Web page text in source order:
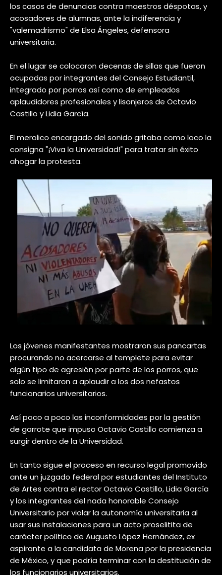
los casos de denuncias contra maestros déspotas, y
acosadores de alumnas, ante la indiferencia y
"valemadrismo" de Elsa Ángeles, defensora
universitaria.
En el lugar se colocaron decenas de sillas que fueron
ocupadas por integrantes del Consejo Estudiantil,
integrado por porros así como de empleados
aplaudidores profesionales y lisonjeros de Octavio
Castillo y Lidia García.
El merolico encargado del sonido gritaba como loco la
consigna "¡Viva la Universidad!" para tratar sin éxito
ahogar la protesta.
Los jóvenes manifestantes mostraron sus pancartas
procurando no acercarse al templete para evitar
algún tipo de agresión por parte de los porros, que
solo se limitaron a aplaudir a los dos nefastos
funcionarios universitarios.
Así poco a poco las inconformidades por la gestión
de garrote que impuso Octavio Castillo comienza a
surgir dentro de la Universidad.
En tanto sigue el proceso en recurso legal promovido
ante un juzgado federal por estudiantes del Instituto
de Artes contra el rector Octavio Castillo, Lidia García
y los integrantes del nada honorable Consejo
Universitario por violar la autonomía universitaria al
usar sus instalaciones para un acto proselitita de
carácter político de Augusto López Hernández, ex
aspirante a la candidata de Morena por la presidencia
de México, y que podría terminar con la destitución de
los funcionarios universitarios.